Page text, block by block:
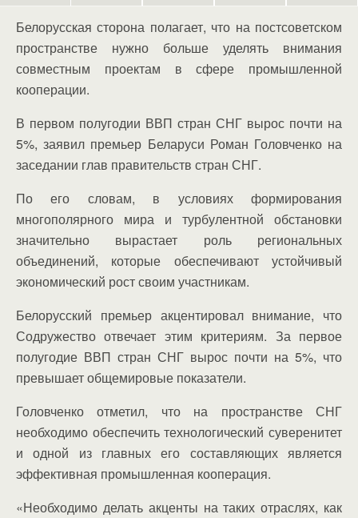
Белорусская сторона полагает, что на постсоветском
пространстве нужно больше уделять внимания
совместным проектам в сфере промышленной
кооперации.
В первом полугодии ВВП стран СНГ вырос почти на
5%, заявил премьер Беларуси Роман Головченко на
заседании глав правительств стран СНГ.
По его словам, в условиях формирования
многополярного мира и турбулентной обстановки
значительно вырастает роль региональных
объединений, которые обеспечивают устойчивый
экономический рост своим участникам.
Белорусский премьер акцентировал внимание, что
Содружество отвечает этим критериям. За первое
полугодие ВВП стран СНГ вырос почти на 5%, что
превышает общемировые показатели.
Головченко отметил, что на пространстве СНГ
необходимо обеспечить технологический суверенитет
и одной из главных его составляющих является
эффективная промышленная кооперация.
«Необходимо делать акценты на таких отраслях, как